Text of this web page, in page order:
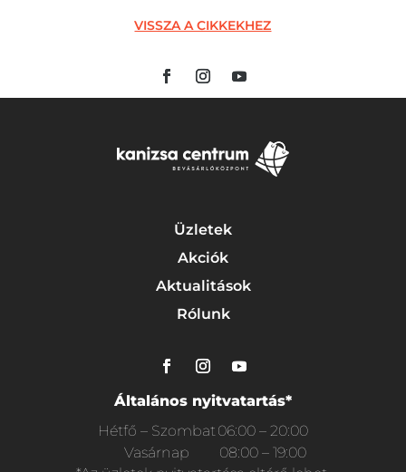
VISSZA A CIKKEKHEZ
Üzletek
Akciók
Aktualitások
Rólunk
Általános nyitvatartás*
Hétfő – Szombat 06:00 – 20:00
Vasárnap
08:00 – 19:00